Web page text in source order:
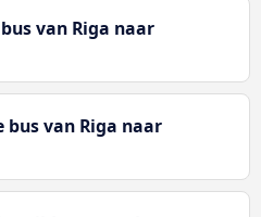
van Riga naar
van Riga naar